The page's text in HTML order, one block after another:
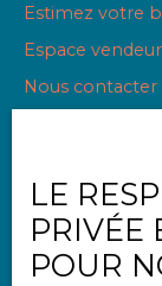
Estimez votre
Espace vendeur
Nous contacter
Informations
Nos honoraires
Mentions
LE
PRIVÉE
POUR